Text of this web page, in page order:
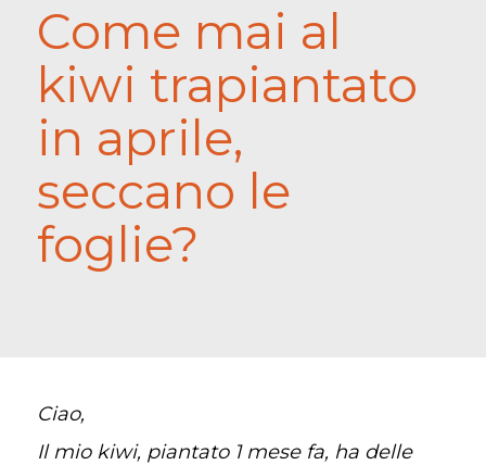
Come mai al
kiwi trapiantato
in aprile,
seccano le
foglie?
Ciao,
Il mio kiwi, piantato 1 mese fa, ha delle